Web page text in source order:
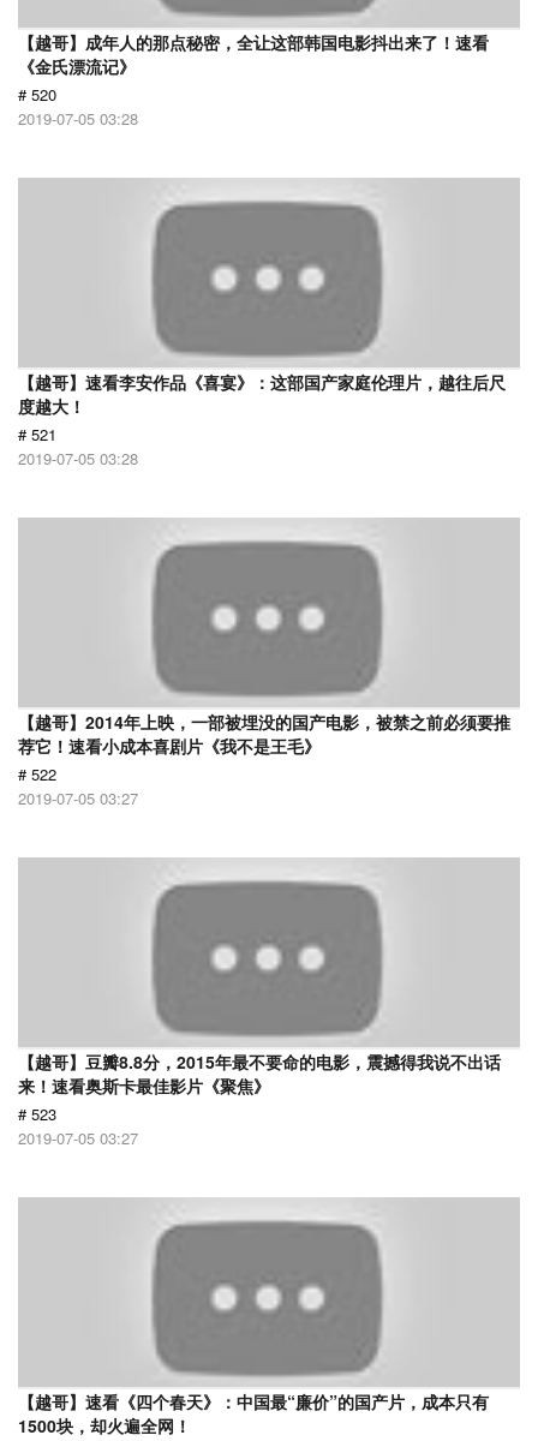
【越哥】成年人的那点秘密，全让这部韩国电影抖出来了！速看
《金氏漂流记》
# 520
2019-07-05 03:28
【越哥】速看李安作品《喜宴》：这部国产家庭伦理片，越往后尺
度越大！
# 521
2019-07-05 03:28
【越哥】2014年上映，一部被埋没的国产电影，被禁之前必须要推
荐它！速看小成本喜剧片《我不是王毛》
# 522
2019-07-05 03:27
【越哥】豆瓣8.8分，2015年最不要命的电影，震撼得我说不出话
来！速看奥斯卡最佳影片《聚焦》
# 523
2019-07-05 03:27
【越哥】速看《四个春天》：中国最“廉价”的国产片，成本只有
1500块，却火遍全网！